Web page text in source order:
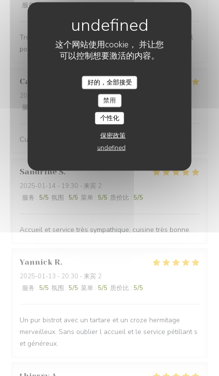
这个网站使用cookie， 并让您
可以控制想要激活的内容。
好的，全部接受
禁用
个性化
保密政策
undefined
服务:5/5 氛围:5/5 菜单:5/5 质价比:5/5
Très bon resto, un peu de bruit mais rien de plus normal
pour une ambiance de troquet.
Camille
2025-01-23
- 19:30 - 来宾 3
服务
5/5 质价比
Cuisine excellente et service parfait !
Sandrine S
2025-01-14 - 19:30 - 来宾 2
服务 : 5/5 氛围 : 5/5 菜单 : 5/5 质价比 : 5/5
Accueil et service très sympathique, cuisine très bonne.
Yannick R
2025-01-13 - 20:30 - 来宾 2
服务 : 5/5 氛围 : 5/5 菜单 : 5/5 质价比 : 5/5
Un pur bistrot avec un tartare et un croze hermitage
merveilleux. Sans oublier l accueil et le service pétillant s
et généreux.